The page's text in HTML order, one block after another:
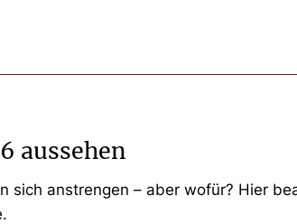
aussehen
sich anstrengen – aber wofür? Hier